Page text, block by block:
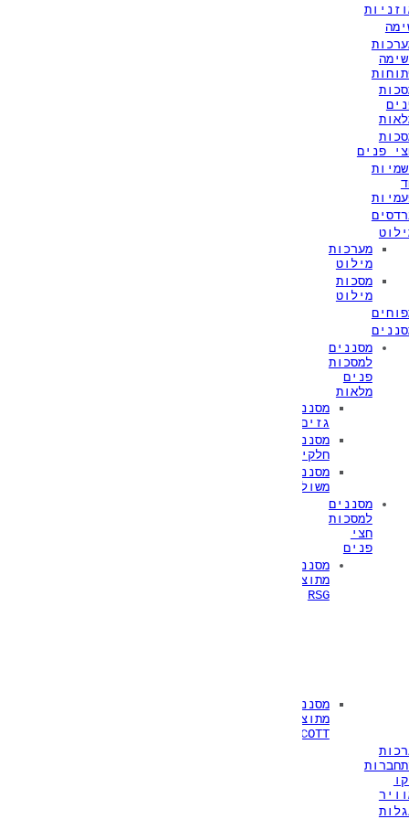
פנים
מערכות
מילוט
מסכות
מילוט
מסננים
למסכות
פנים
מלאות
מסנני
גזים
מסנני
חלקיקים
מסננים
משולבים
מסננים
למסכות
חצי
פנים
מסננים
מתוצרת
RSG
מסננים
מתוצרת
SCOTT